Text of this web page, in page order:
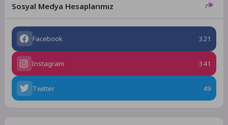
Sosyal Medya Hesaplarımız
Facebook 321
Instagram 341
Twitter 49